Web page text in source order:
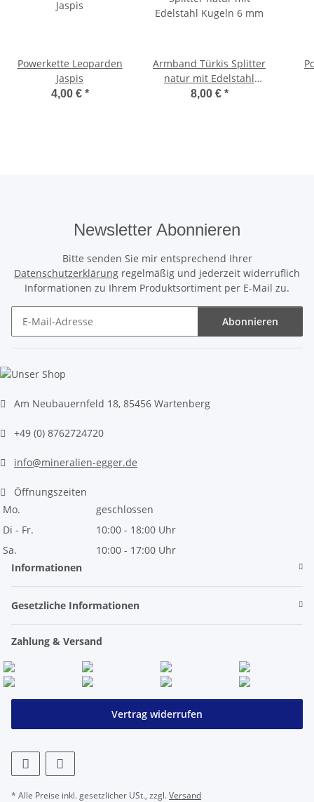
Powerkette Leoparden
Jaspis
4,00 € *
Armband Türkis Splitter
natur mit Edelstahl
Kugeln 6 mm
8,00 € *
Newsletter Abonnieren
Bitte senden Sie mir entsprechend Ihrer
Datenschutzerklärung regelmäßig und jederzeit widerruflich
Informationen zu Ihrem Produktsortiment per E-Mail zu.
Abonnieren
Am Neubauernfeld 18, 85456 Wartenberg
+49 (0) 8762724720
info@mineralien-egger.de
Öffnungszeiten
Mo.
geschlossen
Di - Fr.
10:00 - 18:00 Uhr
Sa.
10:00 - 17:00 Uhr
Informationen
Gesetzliche Informationen
Zahlung & Versand
Vertrag widerrufen
* Alle Preise inkl. gesetzlicher USt., zzgl.Versand